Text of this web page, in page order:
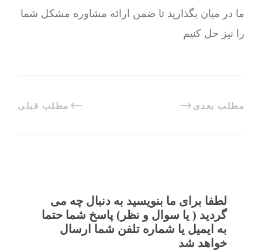
ما در میان بگذارید تا ضمن ارائه مشاوره مشکل شما
را نیز حل کنیم
مطلب قبلی مطلب بعدی
لطفا برای ما بنویسید به دنبال چه می
گردید ( یا سوال و نظر) پاسخ شما حتما
به ایمیل یا شماره تلفن شما ارسال
خواهد شد